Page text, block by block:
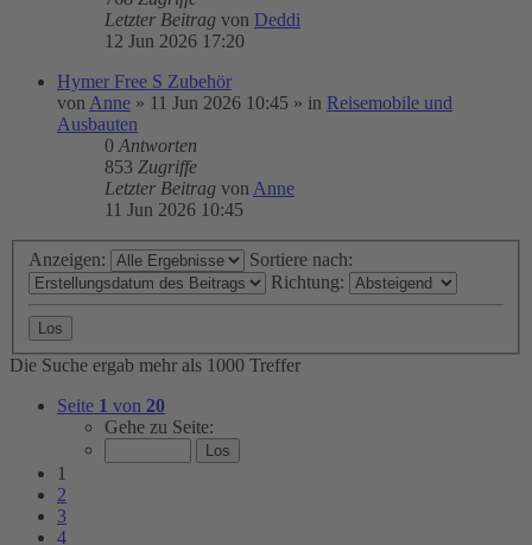
Letzter Beitrag von Deddi
12 Jun 2026 17:20
Hymer Free S Zubehör
von Anne » 11 Jun 2026 10:45 » in Reisemobile und
Ausbauten
0 Antworten
853 Zugriffe
Letzter Beitrag von Anne
11 Jun 2026 10:45
Anzeigen:
Sortiere nach:
Richtung:
Die Suche ergab mehr als 1000 Treffer
Seite 1 von 20
Gehe zu Seite:
1
2
3
4